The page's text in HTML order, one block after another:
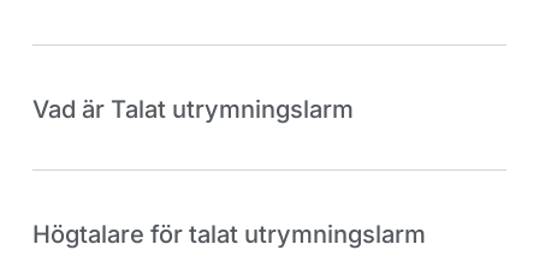
Vad är Talat utrymningslarm
Högtalare för talat utrymningslarm